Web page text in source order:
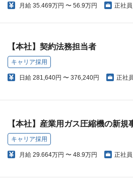
月給 35.469万円 〜 56.9万円 正社員
【本社】契約法務担当者
キャリア採用
日給 281,640円 〜 376,240円 正社
【本社】産業用ガス圧縮機の新
キャリア採用
月給 29.664万円 〜 48.9万円 正社員